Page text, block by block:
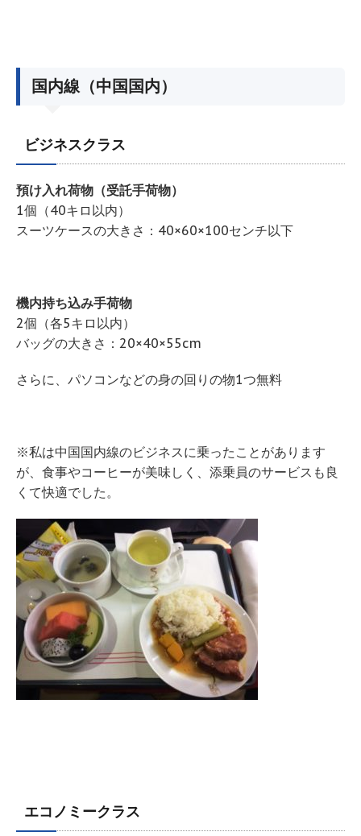
国内線（中国国内）
ビジネスクラス
預け入れ荷物（受託手荷物）
1個（40キロ以内）
スーツケースの大きさ：40×60×100センチ以下
機内持ち込み手荷物
2個（各5キロ以内）
バッグの大きさ：20×40×55cm
さらに、パソコンなどの身の回りの物1つ無料
※私は中国国内線のビジネスに乗ったことがあります
が、食事やコーヒーが美味しく、添乗員のサービスも良
くて快適でした。
エコノミークラス